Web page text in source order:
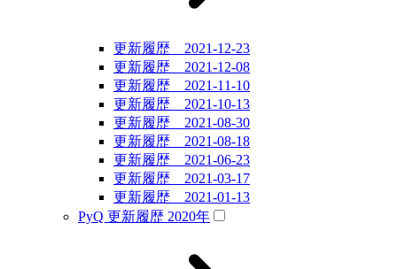
更新履歴 2021-12-23
更新履歴 2021-12-08
更新履歴 2021-11-10
更新履歴 2021-10-13
更新履歴 2021-08-30
更新履歴 2021-08-18
更新履歴 2021-06-23
更新履歴 2021-03-17
更新履歴 2021-01-13
PyQ 更新履歴 2020年